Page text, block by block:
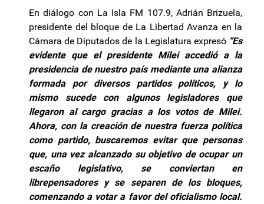
En diálogo con La Isla FM 107.9, Adrián Brizuela,
presidente del bloque de La Libertad Avanza en la
Cámara de Diputados de la Legislatura expresó “Es
evidente que el presidente Milei accedió a la
presidencia de nuestro país mediante una alianza
formada por diversos partidos políticos, y lo
mismo sucede con algunos legisladores que
llegaron al cargo gracias a los votos de Milei.
Ahora, con la creación de nuestra fuerza política
como partido, buscaremos evitar que personas
que, una vez alcanzado su objetivo de ocupar un
escaño legislativo, se conviertan en
librepensadores y se separen de los bloques,
comenzando a votar a favor del oficialismo local.